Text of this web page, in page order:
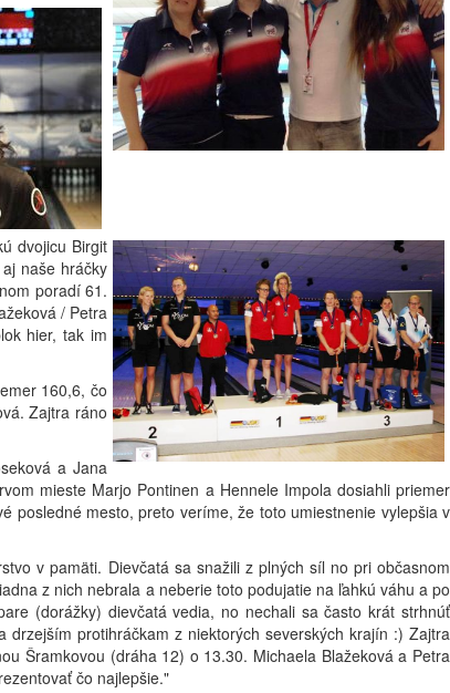
dvojicu Birgit
naše hráčky
poradí 61.
/ Petra
hier, tak im
160,6, čo
Zajtra ráno
a Jana
mieste Marjo Pontinen a Hennele Impola dosiahli priemer
posledné mesto, preto veríme, že toto umiestnenie vylepšia v
v pamäti. Dievčatá sa snažili z plných síl no pri občasnom
z nich nebrala a neberie toto podujatie na ľahkú váhu a po
(dorážky) dievčatá vedia, no nechali sa často krát strhnúť
protihráčkam z niektorých severských krajín :) Zajtra
Šramkovou (dráha 12) o 13.30. Michaela Blažeková a Petra
čo najlepšie."